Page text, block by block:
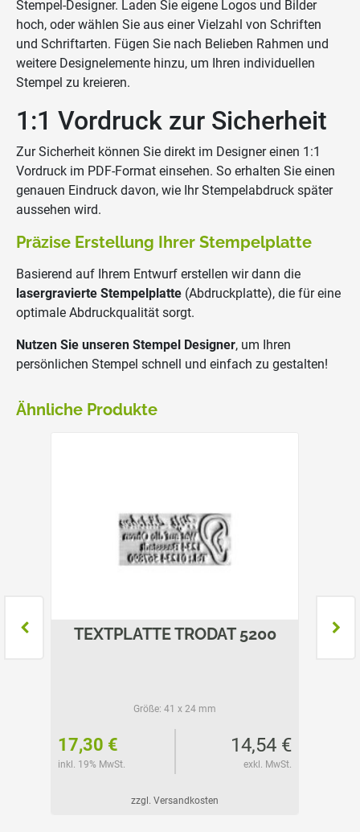
Stempel-Designer. Laden Sie eigene Logos und Bilder
hoch, oder wählen Sie aus einer Vielzahl von Schriften
und Schriftarten. Fügen Sie nach Belieben Rahmen und
weitere Designelemente hinzu, um Ihren individuellen
Stempel zu kreieren.
1:1 Vordruck zur Sicherheit
Zur Sicherheit können Sie direkt im Designer einen 1:1
Vordruck im PDF-Format einsehen. So erhalten Sie einen
genauen Eindruck davon, wie Ihr Stempelabdruck später
aussehen wird.
Präzise Erstellung Ihrer Stempelplatte
Basierend auf Ihrem Entwurf erstellen wir dann die
lasergravierte Stempelplatte (Abdruckplatte), die für eine
optimale Abdruckqualität sorgt.
Nutzen Sie unseren Stempel Designer, um Ihren
persönlichen Stempel schnell und einfach zu gestalten!
Ähnliche Produkte
TEXTPLATTE TRODAT 5200
Größe: 41 x 24 mm
17,30 €
inkl. 19% MwSt.
14,54 €
exkl. MwSt.
zzgl. Versandkosten